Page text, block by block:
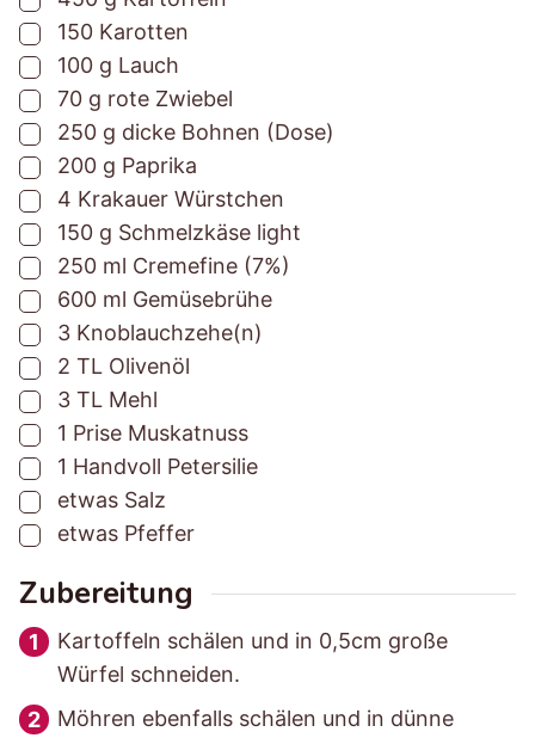
g
s
z
e
i
t
g
s
z
e
i
t
t
▢
150 Karotten
▢
100 g Lauch
▢
70 g rote Zwiebel
▢
250 g dicke Bohnen (Dose)
▢
200 g Paprika
▢
4 Krakauer Würstchen
▢
150 g Schmelzkäse light
▢
250 ml Cremefine (7%)
▢
600 ml Gemüsebrühe
▢
3 Knoblauchzehe(n)
▢
2 TL Olivenöl
▢
3 TL Mehl
▢
1 Prise Muskatnuss
▢
1 Handvoll Petersilie
▢
etwas Salz
▢
etwas Pfeffer
Zubereitung
Kartoffeln schälen und in 0,5cm große
Würfel schneiden.
Möhren ebenfalls schälen und in dünne